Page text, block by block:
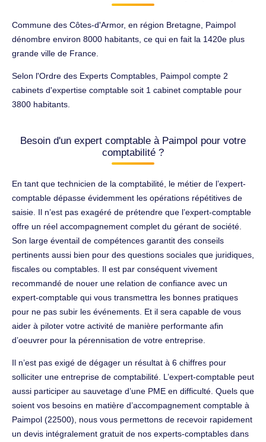
Commune des Côtes-d'Armor, en région Bretagne, Paimpol
dénombre environ 8000 habitants, ce qui en fait la 1420e plus
grande ville de France.
Selon l'Ordre des Experts Comptables, Paimpol compte 2
cabinets d'expertise comptable soit 1 cabinet comptable pour
3800 habitants.
Besoin d'un expert comptable à Paimpol pour votre
comptabilité ?
En tant que technicien de la comptabilité, le métier de l’expert-
comptable dépasse évidemment les opérations répétitives de
saisie. Il n’est pas exagéré de prétendre que l’expert-comptable
offre un réel accompagnement complet du gérant de société.
Son large éventail de compétences garantit des conseils
pertinents aussi bien pour des questions sociales que juridiques,
fiscales ou comptables. Il est par conséquent vivement
recommandé de nouer une relation de confiance avec un
expert-comptable qui vous transmettra les bonnes pratiques
pour ne pas subir les événements. Et il sera capable de vous
aider à piloter votre activité de manière performante afin
d’oeuvrer pour la pérennisation de votre entreprise.
Il n’est pas exigé de dégager un résultat à 6 chiffres pour
solliciter une entreprise de comptabilité. L’expert-comptable peut
aussi participer au sauvetage d’une PME en difficulté. Quels que
soient vos besoins en matière d’accompagnement comptable à
Paimpol (22500), nous vous permettons de recevoir rapidement
un devis intégralement gratuit de nos experts-comptables dans